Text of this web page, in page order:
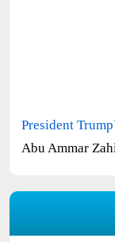
President
Abu Ammar